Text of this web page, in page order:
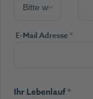
E-Mail Adresse*
Ihr Lebenlauf*